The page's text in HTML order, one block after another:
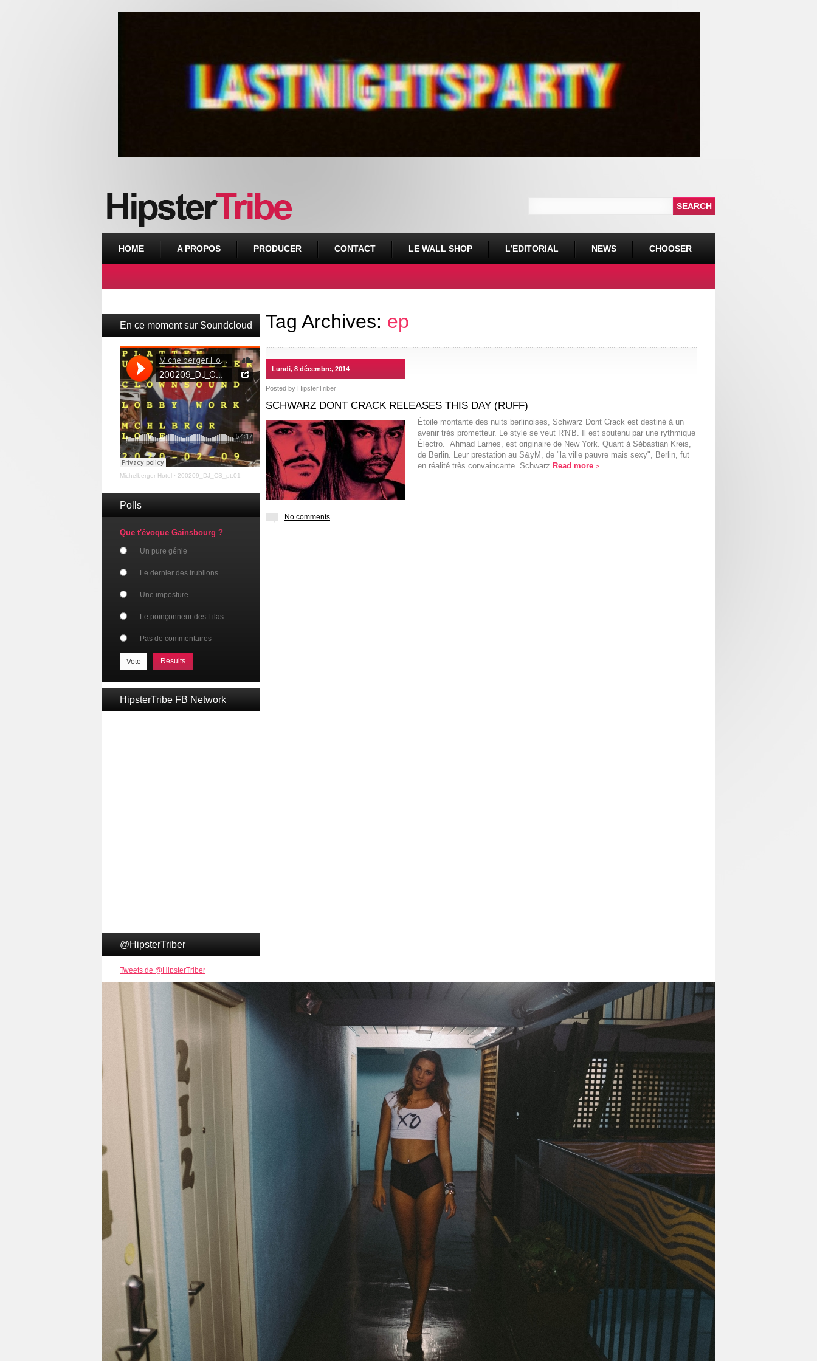
HOME A PROPOS PRODUCER CONTACT LE WALL SHOP L’EDITORIAL NEWS CHOOSER
En ce moment sur Soundcloud
Michelberger Hotel · 200209_DJ_CS_pt.01
Polls
Que t'évoque Gainsbourg ?
Un pure génie
Le dernier des trublions
Une imposture
Le poinçonneur des Lilas
Pas de commentaires
Results
HipsterTribe FB Network
@HipsterTriber
Tweets de @HipsterTriber
Tag Archives: ep
Lundi, 8 décembre, 2014
Posted by HipsterTriber
SCHWARZ DONT CRACK RELEASES THIS DAY (RUFF)
Étoile montante des nuits berlinoises, Schwarz Dont Crack est destiné à un
avenir très prometteur. Le style se veut R'N'B. Il est soutenu par une rythmique
Électro. Ahmad Larnes, est originaire de New York. Quant à Sébastian Kreis,
de Berlin. Leur prestation au S&yM, de "la ville pauvre mais sexy", Berlin, fut
en réalité très convaincante. Schwarz Read more >
No comments